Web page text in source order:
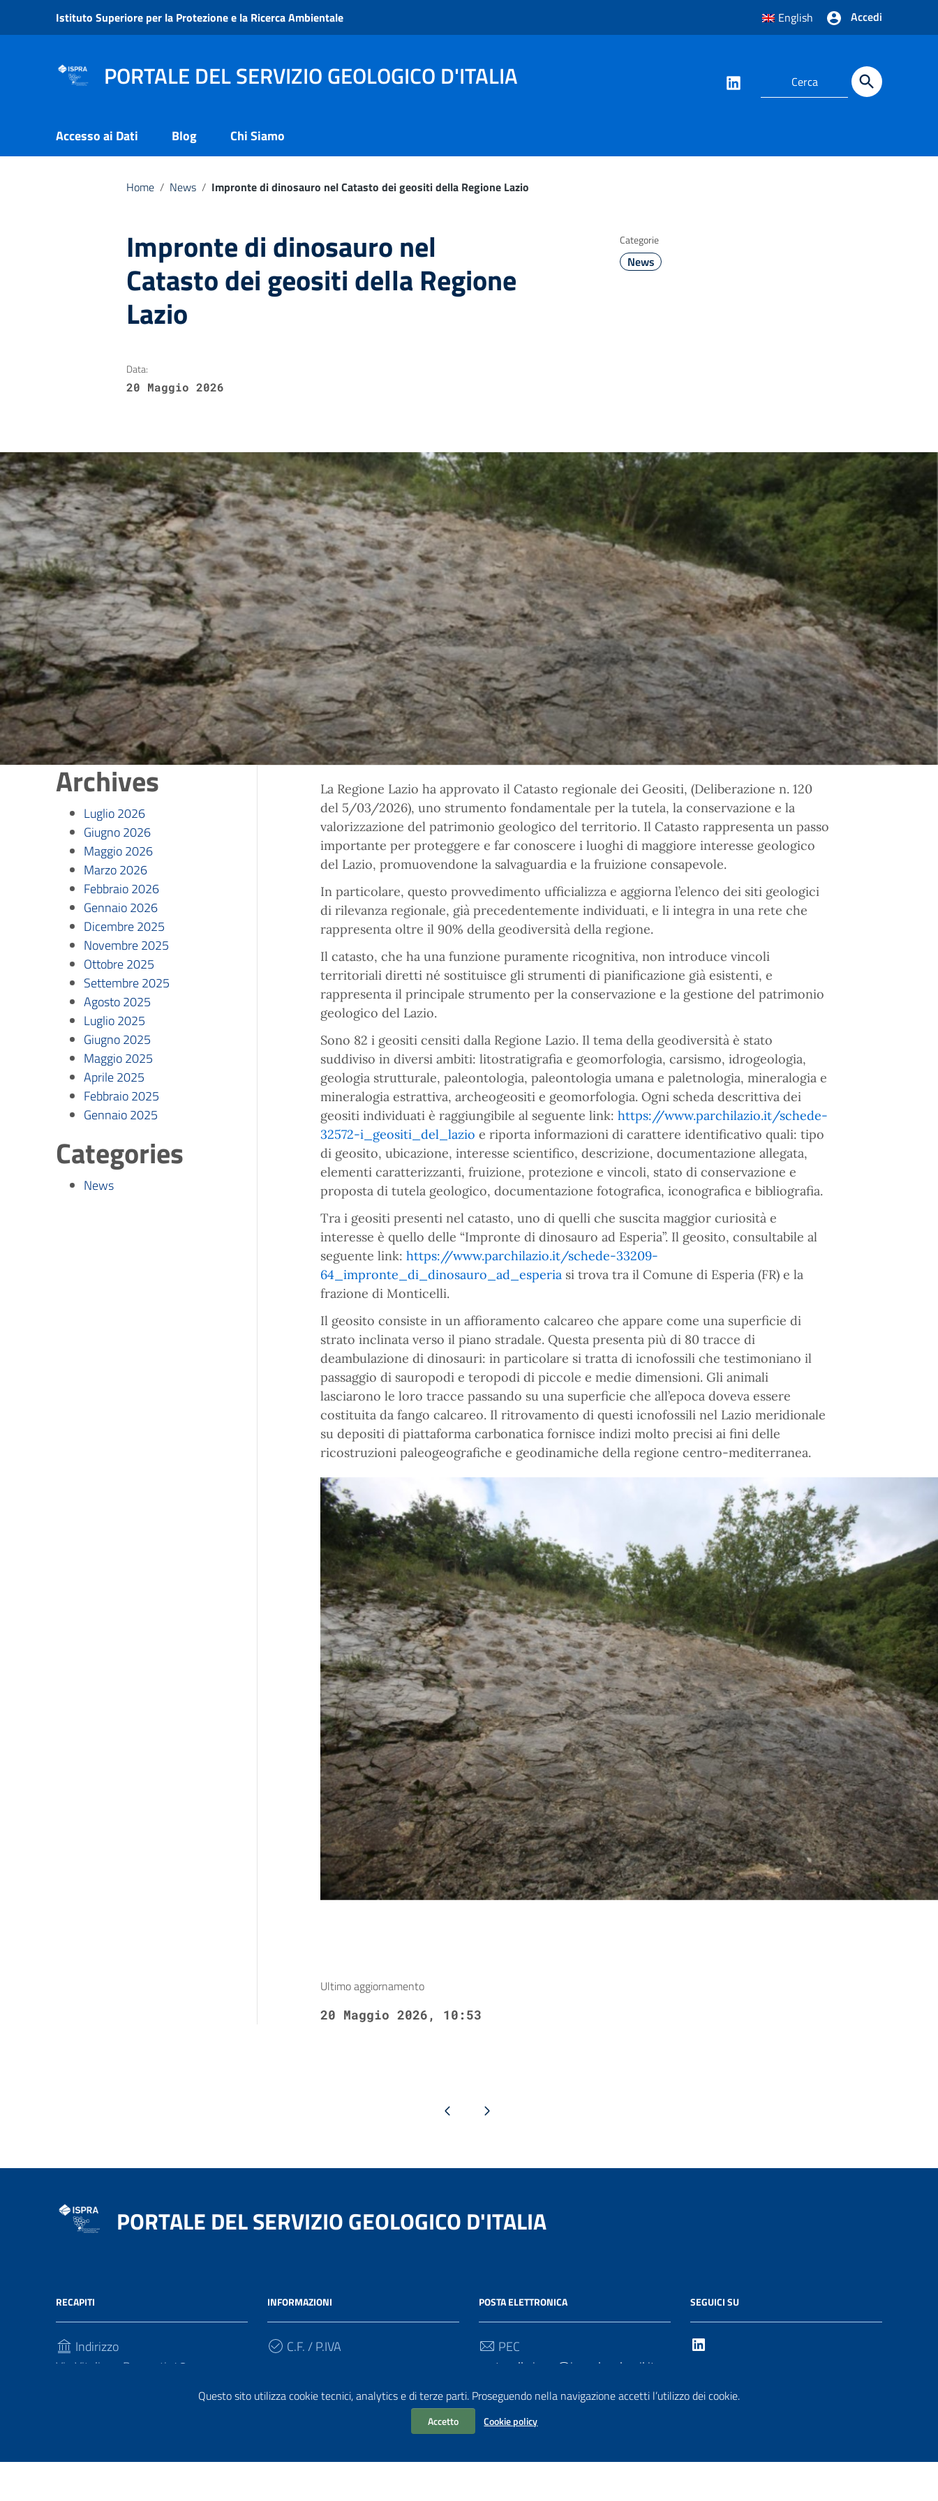
Questo sito utilizza cookie tecnici, analytics e di terze parti. Proseguendo nella navigazione accetti l’utilizzo dei cookie.
Accetto Cookie policy
Vai ai contenuti
Vai al menu di navigazione
Istituto Superiore per la Protezione e la Ricerca Ambientale English Accedi
PORTALE DEL SERVIZIO GEOLOGICO D'ITALIA
Accesso ai Dati Blog Chi Siamo
Home / News / Impronte di dinosauro nel Catasto dei geositi della Regione Lazio
Impronte di dinosauro nel
Catasto dei geositi della Regione
Lazio
Categorie
News
Data:
20 Maggio 2026
Archives
Luglio 2026
Giugno 2026
Maggio 2026
Marzo 2026
Febbraio 2026
Gennaio 2026
Dicembre 2025
Novembre 2025
Ottobre 2025
Settembre 2025
Agosto 2025
Luglio 2025
Giugno 2025
Maggio 2025
Aprile 2025
Febbraio 2025
Gennaio 2025
Categories
News
La Regione Lazio ha approvato il Catasto regionale dei Geositi, (Deliberazione n. 120
del 5/03/2026), uno strumento fondamentale per la tutela, la conservazione e la
valorizzazione del patrimonio geologico del territorio. Il Catasto rappresenta un passo
importante per proteggere e far conoscere i luoghi di maggiore interesse geologico
del Lazio, promuovendone la salvaguardia e la fruizione consapevole.
In particolare, questo provvedimento ufficializza e aggiorna l’elenco dei siti geologici
di rilevanza regionale, già precedentemente individuati, e li integra in una rete che
rappresenta oltre il 90% della geodiversità della regione.
Il catasto, che ha una funzione puramente ricognitiva, non introduce vincoli
territoriali diretti né sostituisce gli strumenti di pianificazione già esistenti, e
rappresenta il principale strumento per la conservazione e la gestione del patrimonio
geologico del Lazio.
Sono 82 i geositi censiti dalla Regione Lazio. Il tema della geodiversità è stato
suddiviso in diversi ambiti: litostratigrafia e geomorfologia, carsismo, idrogeologia,
geologia strutturale, paleontologia, paleontologia umana e paletnologia, mineralogia e
mineralogia estrattiva, archeogeositi e geomorfologia. Ogni scheda descrittiva dei
geositi individuati è raggiungibile al seguente link: https://www.parchilazio.it/schede-
32572-i_geositi_del_lazio e riporta informazioni di carattere identificativo quali: tipo
di geosito, ubicazione, interesse scientifico, descrizione, documentazione allegata,
elementi caratterizzanti, fruizione, protezione e vincoli, stato di conservazione e
proposta di tutela geologico, documentazione fotografica, iconografica e bibliografia.
Tra i geositi presenti nel catasto, uno di quelli che suscita maggior curiosità e
interesse è quello delle “Impronte di dinosauro ad Esperia”. Il geosito, consultabile al
seguente link: https://www.parchilazio.it/schede-33209-
64_impronte_di_dinosauro_ad_esperiasi trova tra il Comune di Esperia (FR) e la
frazione di Monticelli.
Il geosito consiste in un affioramento calcareo che appare come una superficie di
strato inclinata verso il piano stradale. Questa presenta più di 80 tracce di
deambulazione di dinosauri: in particolare si tratta di icnofossili che testimoniano il
passaggio di sauropodi e teropodi di piccole e medie dimensioni. Gli animali
lasciarono le loro tracce passando su una superficie che all’epoca doveva essere
costituita da fango calcareo. Il ritrovamento di questi icnofossili nel Lazio meridionale
su depositi di piattaforma carbonatica fornisce indizi molto precisi ai fini delle
ricostruzioni paleogeografiche e geodinamiche della regione centro-mediterranea.
Ultimo aggiornamento
20 Maggio 2026, 10:53
Pagina precedentePagina successiva
PORTALE DEL SERVIZIO GEOLOGICO D'ITALIA
RECAPITI
Indirizzo
Via Vitaliano Brancati, 48
INFORMAZIONI
C.F. / P.IVA
POSTA ELETTRONICA
PEC
protocollo.ispra@ispra.legalmail.it
Email
portalesgi@isprambiente.it
SEGUICI SU